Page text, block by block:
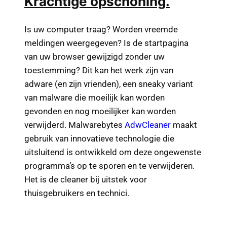
Is uw computer traag? Worden vreemde
meldingen weergegeven? Is de startpagina
van uw browser gewijzigd zonder uw
toestemming? Dit kan het werk zijn van
adware (en zijn vrienden), een sneaky variant
van malware die moeilijk kan worden
gevonden en nog moeilijker kan worden
verwijderd. Malwarebytes AdwCleaner maakt
gebruik van innovatieve technologie die
uitsluitend is ontwikkeld om deze ongewenste
programma’s op te sporen en te verwijderen.
Het is de cleaner bij uitstek voor
thuisgebruikers en technici.